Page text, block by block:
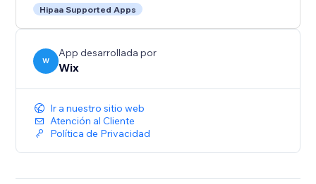
Hipaa Supported Apps
W
App desarrollada por
Wix
Ir a nuestro sitio web
Atención al Cliente
Política de Privacidad